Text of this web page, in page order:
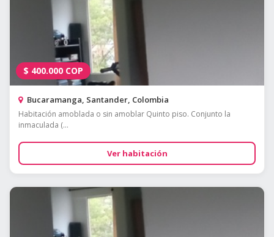
$ 400.000 COP
Bucaramanga, Santander, Colombia
Habitación amoblada o sin amoblar Quinto piso. Conjunto la
inmaculada (...
Ver habitación